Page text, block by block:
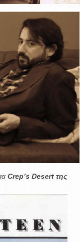
Crep’s Desert της